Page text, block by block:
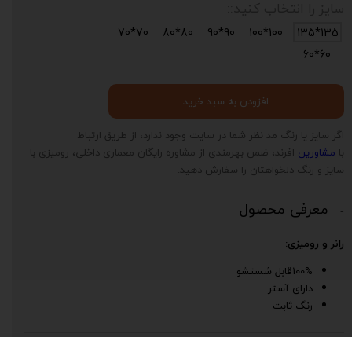
اگر سایز یا رنگ مد نظر شما در سایت وجود ندارد، از طریق ارتباط
با مشاورین افرند، ضمن بهرمندی از مشاوره رایگان معماری داخلی، رومیزی با
سایز و رنگ دلخواهتان را سفارش دهید.
135*135
100*100
90*90
80*80
70*70
60*60
افزودن به سبد خرید
معرفی محصول
رانر و رومیزی:
100%قابل شستشو
دارای آستر
رنگ ثابت